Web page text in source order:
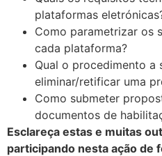
plataformas
Como parametrizar os
cada plataforma?
Qual o procedimento a
eliminar/retificar uma
Como submeter
documentos de
Esclareça estas e muitas
participando nesta ação de